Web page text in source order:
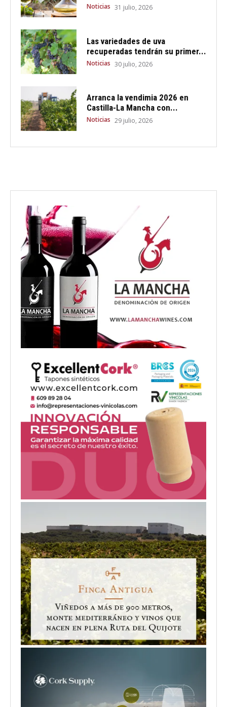
Noticias 31 julio, 2026
Las variedades de uva
recuperadas tendrán su primer...
Noticias 30 julio, 2026
Arranca la vendimia 2026 en
Castilla-La Mancha con...
Noticias 29 julio, 2026